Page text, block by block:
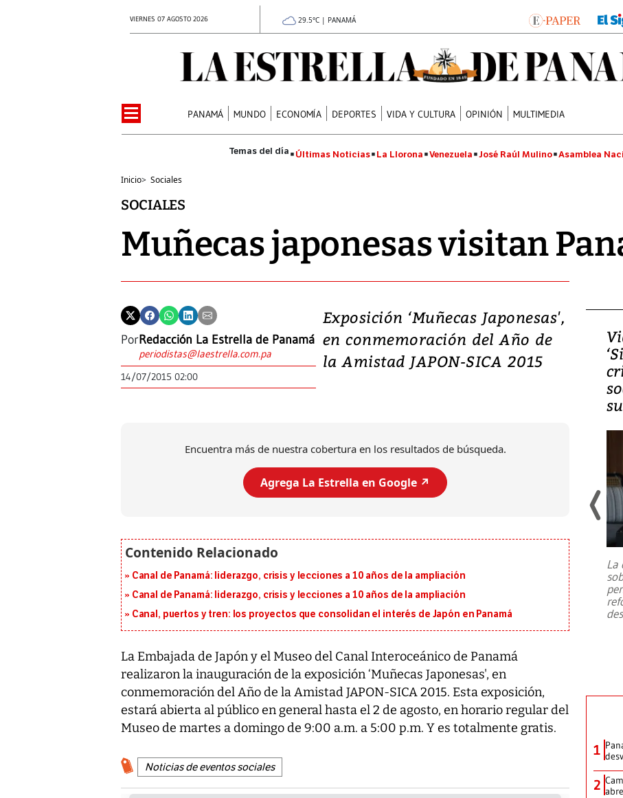
VIERNES 07 AGOSTO 2026 29.5°C | PANAMÁ
PANAMÁ MUNDO ECONOMÍA DEPORTES VIDA Y CULTURA OPINIÓN MULTIMEDIA
Últimas Noticias La Llorona Venezuela José Raúl Mulino Asamblea
Inicio> Sociales
SOCIALES
Muñecas japonesas visitan
PorRedacción La Estrella de Panamá
periodistas@laestrella.com.pa
14/07/2015 02:00
Exposición ‘Muñecas Japonesas',
en conmemoración del Año de
la Amistad JAPON-SICA 2015
Encuentra más de nuestra cobertura en los resultados de búsqueda.
Agrega La Estrella en Google ↗️
Canal de Panamá: liderazgo, crisis y lecciones a 10 años de la ampliación
Canal de Panamá: liderazgo, crisis y lecciones a 10 años de la ampliación
Canal, puertos y tren: los proyectos que consolidan el interés de Japón en Panamá
La Embajada de Japón y el Museo del Canal Interoceánico de Panamá
realizaron la inauguración de la exposición ‘Muñecas Japonesas', en
conmemoración del Año de la Amistad JAPON-SICA 2015. Esta exposición,
estará abierta al público en general hasta el 2 de agosto, en horario regular del
Museo de martes a domingo de 9:00 a.m. a 5:00 p.m. Y es totalmente gratis.
Noticias de eventos sociales
Video, Japón: Terremoto
deja heridos y graves
daños en Kumamoto
7,1 se registró este martes 28 de
emergencia de gran
La
1
2